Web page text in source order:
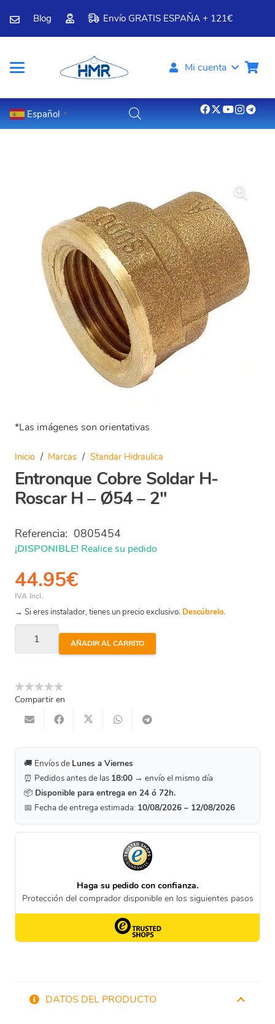
Blog Envío GRATIS ESPAÑA + 121€
Mi cuenta
Español ▼
*Las imágenes son orientativas
Inicio / Marcas / Standar Hidraulica
Entronque Cobre Soldar H-
Roscar H – Ø54 – 2″
Referencia: 0805454
¡DISPONIBLE! Realice su pedido
44.95€
IVA Incl.
→ Si eres instalador, tienes un precio exclusivo. Descúbrelo.
Entronque
Cobre
H-
Roscar
Ø54
cantidad
AÑADIR AL CARRITO
Compartir en
🚚 Envíos de Lunes a Viernes
⏰ Pedidos antes de las 18:00 → envío el mismo día
📦 Disponible para entrega en 24 ó 72h.
📅 Fecha de entrega estimada: 10/08/2026 – 12/08/2026
DATOS DEL PRODUCTO